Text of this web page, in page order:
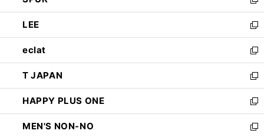
開
く
ウ
で
開
く
ン
ド
ウ
で
開
く
ウ
ィ
ン
ド
ウ
で
開
く
し
い
ウ
ィ
ン
ド
ウ
で
開
く
LEE
新
し
い
ウ
ィ
ン
ド
ウ
で
eclat
新
し
い
ウ
ィ
ン
ド
T JAPAN
新
し
い
ウ
ィ
HAPPY PLUS ONE
新
し
い
MEN'S NON-NO
新